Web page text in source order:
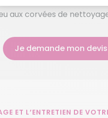
aux corvées de
Je demande mon devis
ET L’ENTRETIEN DE